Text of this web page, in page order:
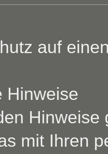
auf
Hinweise
mit Ihren